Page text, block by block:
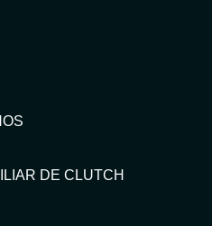
DE CLUTCH